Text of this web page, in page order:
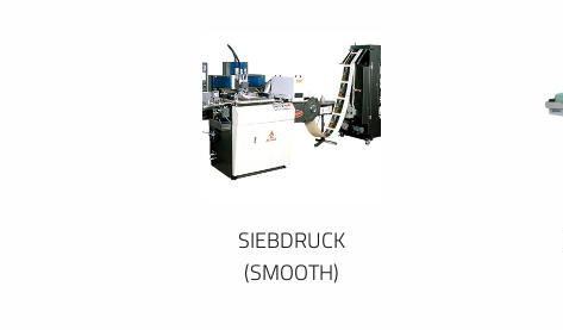
SIEBDRUCK
(SMOOTH)